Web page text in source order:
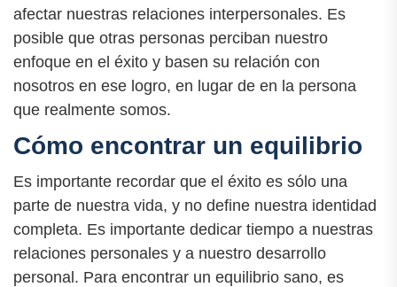
afectar nuestras relaciones interpersonales. Es
posible que otras personas perciban nuestro
enfoque en el éxito y basen su relación con
nosotros en ese logro, en lugar de en la persona
que realmente somos.
Cómo encontrar un equilibrio
Es importante recordar que el éxito es sólo una
parte de nuestra vida, y no define nuestra identidad
completa. Es importante dedicar tiempo a nuestras
relaciones personales y a nuestro desarrollo
personal. Para encontrar un equilibrio sano, es